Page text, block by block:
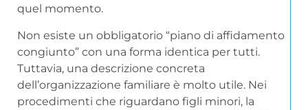
quel momento.
Non esiste un obbligatorio “piano di affidamento
congiunto” con una forma identica per tutti.
Tuttavia, una descrizione concreta
dell’organizzazione familiare è molto utile. Nei
procedimenti che riguardano figli minori, la